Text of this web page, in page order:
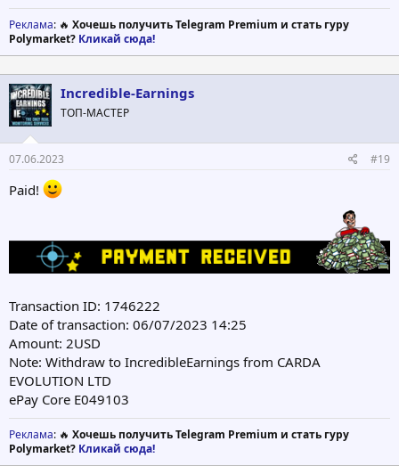
Реклама: 🔥 Хочешь получить Telegram Premium и стать гуру
Polymarket? Кликай сюда!
Incredible-Earnings
ТОП-МАСТЕР
07.06.2023 #19
Paid!
Transaction ID: 1746222
Date of transaction: 06/07/2023 14:25
Amount: 2USD
Note: Withdraw to IncredibleEarnings from CARDA
EVOLUTION LTD
ePay Core E049103
Реклама: 🔥 Хочешь получить Telegram Premium и стать гуру
Polymarket? Кликай сюда!